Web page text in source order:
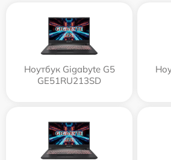
Ноутбук Gigabyte G5
GE51RU213SD